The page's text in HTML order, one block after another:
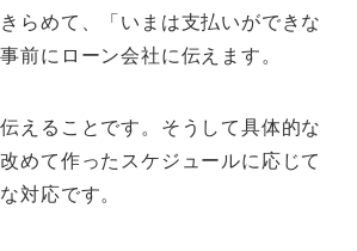
らめて、「いまは支払いができな
前にローン会社に伝えます。
えることです。そうして具体的な
めて作ったスケジュールに応じて
対応です。